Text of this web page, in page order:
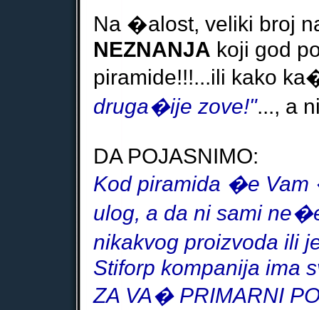
Na �alost, veliki broj
NEZNANJA koji god
piramide!!!...ili kako
druga�ije zove!"..., a
DA POJASNIMO:
Kod piramida �e
ulog, a da ni sami
nikakvog proizvoda ili
Stiforp kompanija ima
ZA VA� PRIMARNI